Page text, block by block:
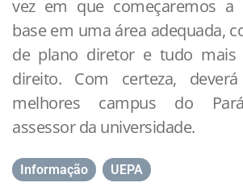
vez em que começaremos a
base em uma área adequada,
de plano diretor e tudo
direito. Com certeza,
melhores campus do
assessor da universidade.
Informação UEPA